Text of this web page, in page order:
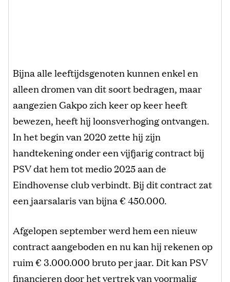
Bijna alle leeftijdsgenoten kunnen enkel en
alleen dromen van dit soort bedragen, maar
aangezien Gakpo zich keer op keer heeft
bewezen, heeft hij loonsverhoging ontvangen.
In het begin van 2020 zette hij zijn
handtekening onder een vijfjarig contract bij
PSV dat hem tot medio 2025 aan de
Eindhovense club verbindt. Bij dit contract zat
een jaarsalaris van bijna € 450.000.
Afgelopen september werd hem een nieuw
contract aangeboden en nu kan hij rekenen op
ruim € 3.000.000 bruto per jaar. Dit kan PSV
financieren door het vertrek van voormalig